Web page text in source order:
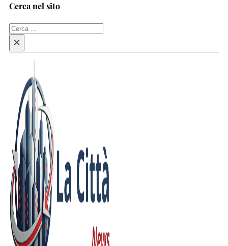
Cerca nel sito
Cerca
×